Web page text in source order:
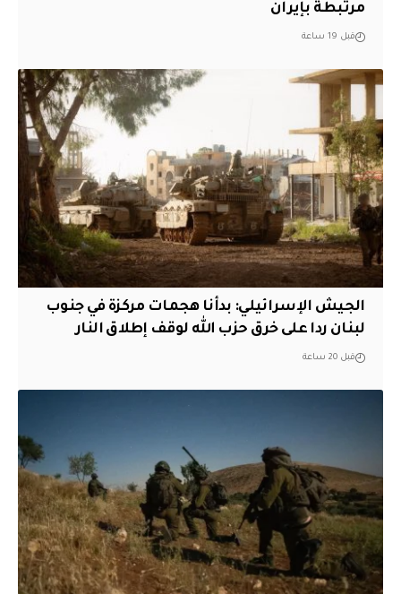
مرتبطة بإيران
قبل 19 ساعة
الجيش الإسرائيلي: بدأنا هجمات مركزة في جنوب
لبنان ردا على خرق حزب الله لوقف إطلاق النار
قبل 20 ساعة